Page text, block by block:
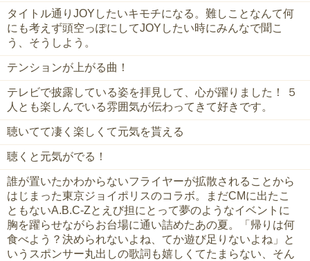
タイトル通りJOYしたいキモチになる。難しことなんて何
にも考えず頭空っぽにしてJOYしたい時にみんなで聞こ
う、そうしよう。
テンションが上がる曲！
テレビで披露している姿を拝見して、心が躍りました！ ５
人とも楽しんでいる雰囲気が伝わってきて好きです。
聴いてて凄く楽しくて元気を貰える
聴くと元気がでる！
誰が置いたかわからないフライヤーが拡散されることから
はじまった東京ジョイポリスのコラボ。まだCMに出たこ
ともないA.B.C-Zとえび担にとって夢のようなイベントに
胸を躍らせながらお台場に通い詰めたあの夏。「帰りは何
食べよう？決められないよね、てか遊び足りないよね」と
いうスポンサー丸出しの歌詞も嬉しくてたまらない、そん